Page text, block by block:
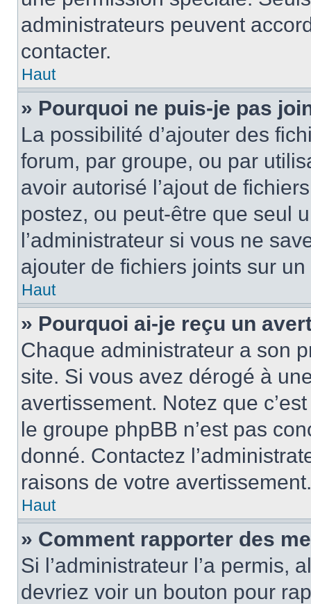
administrateurs peuvent
contacter.
Haut
» Pourquoi ne puis-je pas
La possibilité d’ajouter des
forum, par groupe, ou par
avoir autorisé l’ajout de
postez, ou peut-être que seul
l’administrateur si vous ne
ajouter de fichiers joints sur un
Haut
» Pourquoi ai-je reçu un
Chaque administrateur a son
site. Si vous avez dérogé à
avertissement. Notez que
le groupe phpBB n’est pas
donné. Contactez
raisons de votre avertissement.
Haut
» Comment rapporter des
Si l’administrateur l’a permis,
devriez voir un bouton pour